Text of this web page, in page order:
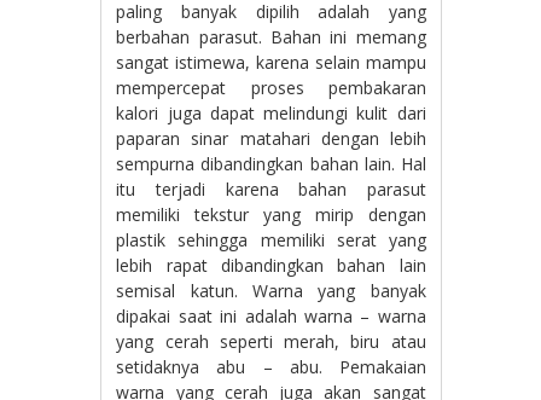
paling banyak dipilih adalah yang
berbahan parasut. Bahan ini memang
sangat istimewa, karena selain mampu
mempercepat proses pembakaran
kalori juga dapat melindungi kulit dari
paparan sinar matahari dengan lebih
sempurna dibandingkan bahan lain. Hal
itu terjadi karena bahan parasut
memiliki tekstur yang mirip dengan
plastik sehingga memiliki serat yang
lebih rapat dibandingkan bahan lain
semisal katun. Warna yang banyak
dipakai saat ini adalah warna – warna
yang cerah seperti merah, biru atau
setidaknya abu – abu. Pemakaian
warna yang cerah juga akan sangat